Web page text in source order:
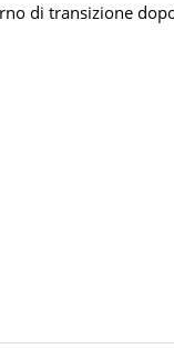
di transizione